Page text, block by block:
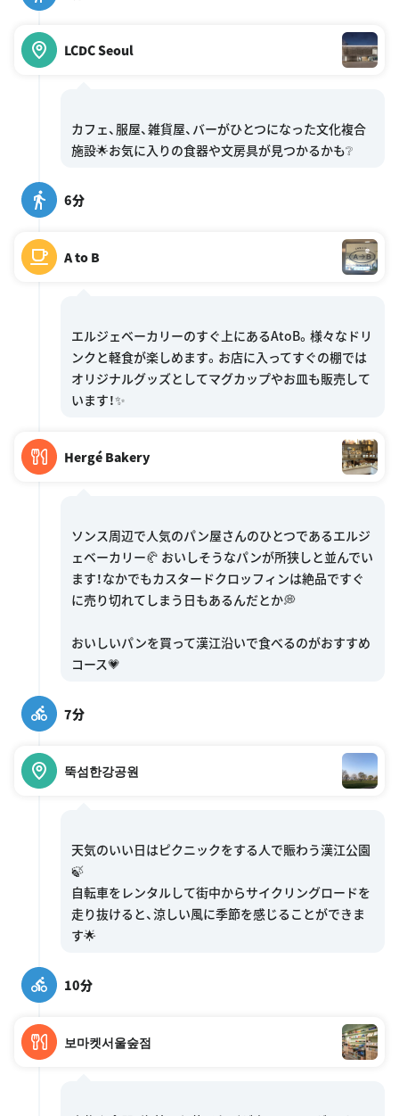
LCDC Seoul
カフェ、服屋、雑貨屋、バーがひとつになった文化複合
6分
A to B
エルジェベーカリーのすぐ上にあるAtoB。様々なドリ
ンクと軽食が楽しめます。お店に入ってすぐの棚では
オリジナルグッズとしてマグカップやお皿も販売して
Hergé Bakery
ソンス周辺で人気のパン屋さんのひとつであるエルジ
ェベーカリー🥐 おいしそうなパンが所狭しと並んでい
ます！なかでもカスタードクロッフィンは絶品ですぐ
に売り切れてしまう日もあるんだとか💭
おいしいパンを買って漢江沿いで食べるのがおすすめ
7分
뚝섬한강공원
天気のいい日はピクニックをする人で賑わう漢江公園
🍃
自転車をレンタルして街中からサイクリングロードを
走り抜けると、涼しい風に季節を感じることができま
10分
보마켓서울숲점